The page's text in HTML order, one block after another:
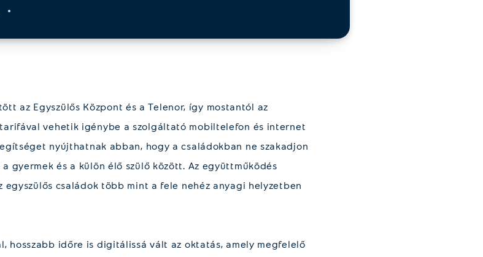
az Egyszülős Központ és a Telenor, így mostantól az
vehetik igénybe a szolgáltató mobiltelefon és internet
nyújthatnak abban, hogy a családokban ne szakadjon
gyermek és a külön élő szülő között. Az együttműködés
családok több mint a fele nehéz anyagi helyzetben
hosszabb időre is digitálissá vált az oktatás, amely megfelelő